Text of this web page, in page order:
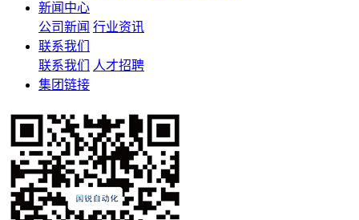
新闻中心
公司新闻 行业资讯
联系我们
联系我们
人才招聘
集团链接